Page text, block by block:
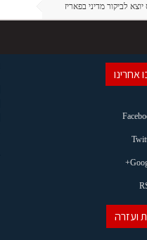
לביקור מדיני בפאריז
אחרינו
ועזרה